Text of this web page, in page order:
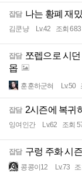
잡담 나는 황폐 재
김쿤냥 Lv.42 조회 683
잡담 쪼렙으로 시
몹
훈훈하군혀 Lv.50
잡담 2시즌에 복귀
잉여인간 Lv.62 조회
잡담 구렁 주화 시
콩콩이12 Lv.73